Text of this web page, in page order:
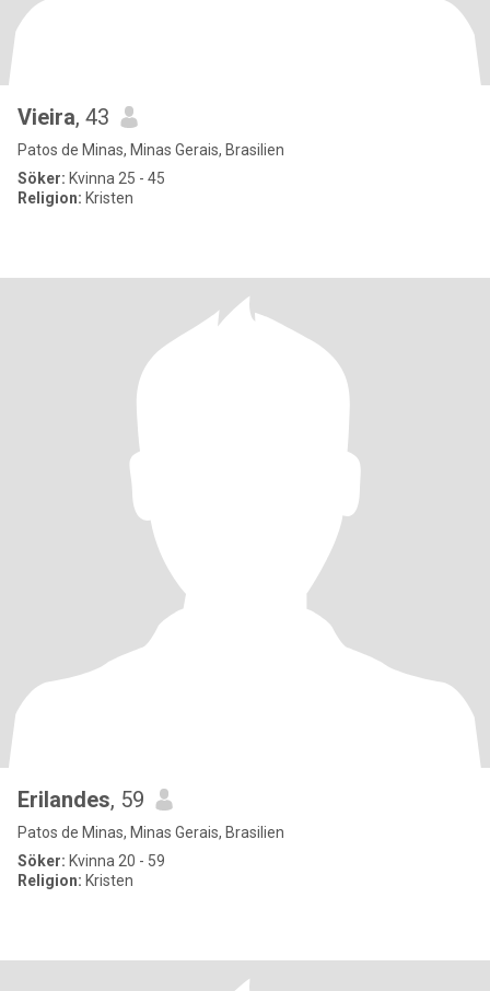
Vieira, 43
Patos de Minas, Minas Gerais, Brasilien
Söker: Kvinna 25 - 45
Religion: Kristen
Erilandes, 59
Patos de Minas, Minas Gerais, Brasilien
Söker: Kvinna 20 - 59
Religion: Kristen